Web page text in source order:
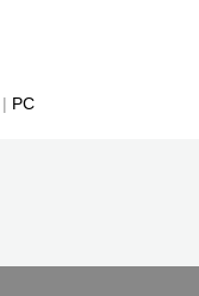
| PC